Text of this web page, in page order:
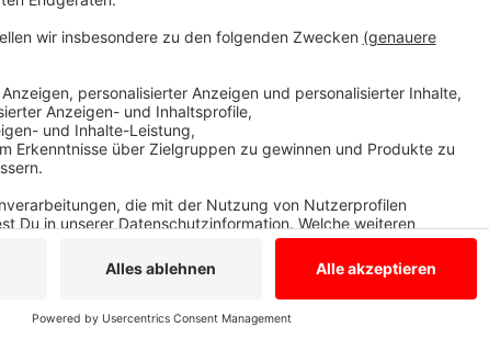
notleidenden Kindern und ihren Familien hier in unserer Region
an Alle, die das möglich gemacht haben.
Anzeige